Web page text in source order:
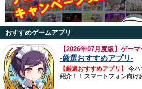
おすすめゲームアプリ
【2026年07月度版】ゲーマ
-厳選おすすめアプリ-
【厳選おすすめアプリ】
今ハ
紹介！！スマートフォン向け